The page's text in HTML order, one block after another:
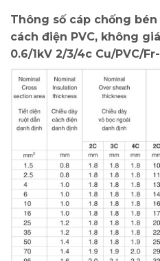
Thông số cáp chống
cách điện PVC, không
0.6/1kV 2/3/4c Cu/PVC/